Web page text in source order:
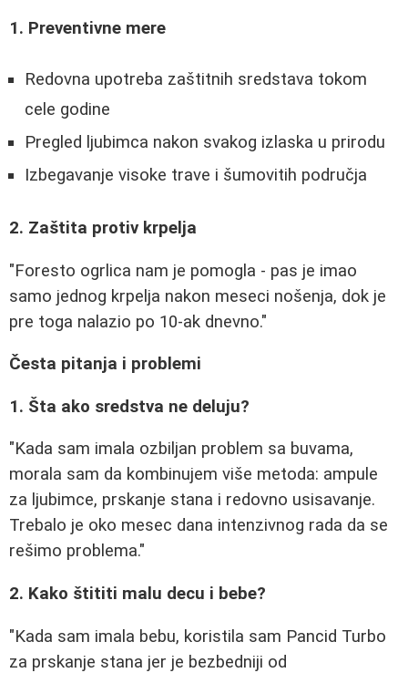
1. Preventivne mere
Redovna upotreba zaštitnih sredstava tokom
cele godine
Pregled ljubimca nakon svakog izlaska u prirodu
Izbegavanje visoke trave i šumovitih područja
2. Zaštita protiv krpelja
"Foresto ogrlica nam je pomogla - pas je imao
samo jednog krpelja nakon meseci nošenja, dok je
pre toga nalazio po 10-ak dnevno."
Česta pitanja i problemi
1. Šta ako sredstva ne deluju?
"Kada sam imala ozbiljan problem sa buvama,
morala sam da kombinujem više metoda: ampule
za ljubimce, prskanje stana i redovno usisavanje.
Trebalo je oko mesec dana intenzivnog rada da se
rešimo problema."
2. Kako štititi malu decu i bebe?
"Kada sam imala bebu, koristila sam Pancid Turbo
za prskanje stana jer je bezbedniji od